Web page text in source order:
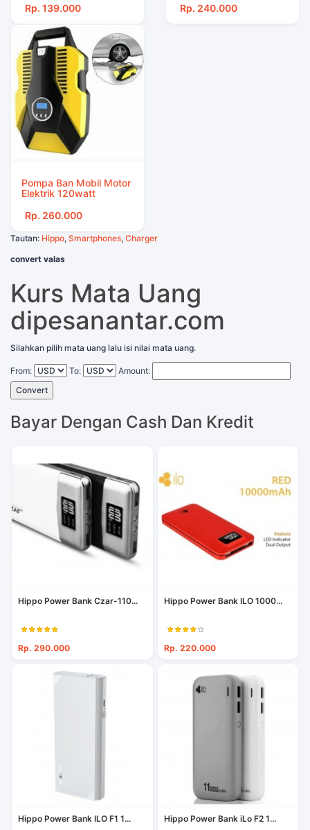
Rp. 139.000
Rp. 240.000
Pompa Ban Mobil Motor
Elektrik 120watt
Rp. 260.000
Tautan: Hippo, Smartphones, Charger
convert valas
Kurs Mata Uang
dipesanantar.com
Silahkan pilih mata uang lalu isi nilai mata uang.
From: To:
Amount:
Convert
Bayar Dengan Cash Dan Kredit
Hippo Power Bank Czar-110...
Rp. 290.000
Hippo Power Bank ILO 1000...
Rp. 220.000
Hippo Power Bank ILO F1 1... Hippo Power Bank iLo F2 1...